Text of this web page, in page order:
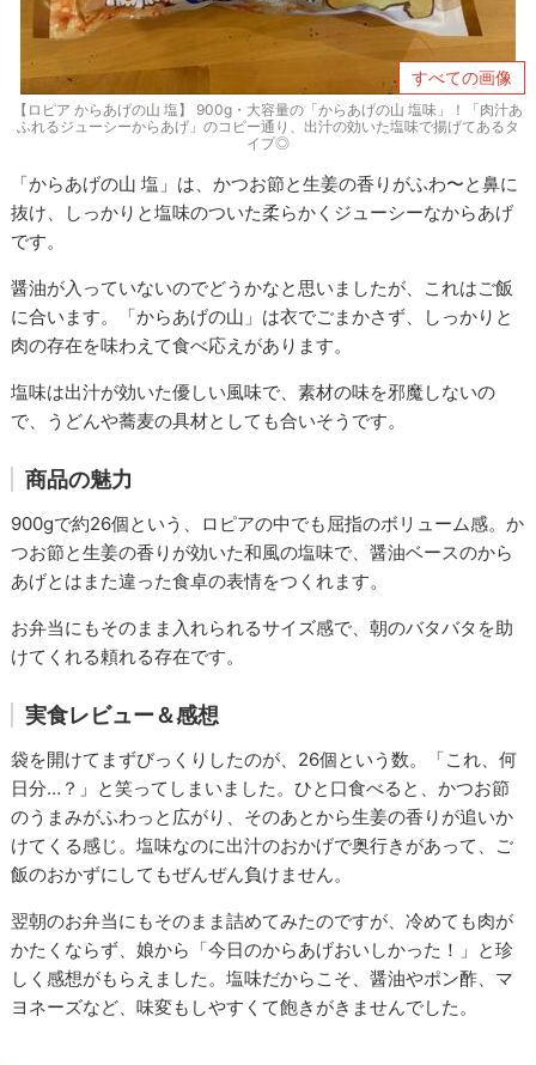
すべての画像
【ロピア からあげの山 塩】 900g・大容量の「からあげの山 塩味」！「肉汁あ
ふれるジューシーからあげ」のコピー通り、出汁の効いた塩味で揚げてあるタ
イプ◎
「からあげの山 塩」は、かつお節と生姜の香りがふわ〜と鼻に
抜け、しっかりと塩味のついた柔らかくジューシーなからあげ
です。
醤油が入っていないのでどうかなと思いましたが、これはご飯
に合います。「からあげの山」は衣でごまかさず、しっかりと
肉の存在を味わえて食べ応えがあります。
塩味は出汁が効いた優しい風味で、素材の味を邪魔しないの
で、うどんや蕎麦の具材としても合いそうです。
商品の魅力
900gで約26個という、ロピアの中でも屈指のボリューム感。か
つお節と生姜の香りが効いた和風の塩味で、醤油ベースのから
あげとはまた違った食卓の表情をつくれます。
お弁当にもそのまま入れられるサイズ感で、朝のバタバタを助
けてくれる頼れる存在です。
実食レビュー＆感想
袋を開けてまずびっくりしたのが、26個という数。「これ、何
日分…？」と笑ってしまいました。ひと口食べると、かつお節
のうまみがふわっと広がり、そのあとから生姜の香りが追いか
けてくる感じ。塩味なのに出汁のおかげで奥行きがあって、ご
飯のおかずにしてもぜんぜん負けません。
翌朝のお弁当にもそのまま詰めてみたのですが、冷めても肉が
かたくならず、娘から「今日のからあげおいしかった！」と珍
しく感想がもらえました。塩味だからこそ、醤油やポン酢、マ
ヨネーズなど、味変もしやすくて飽きがきませんでした。